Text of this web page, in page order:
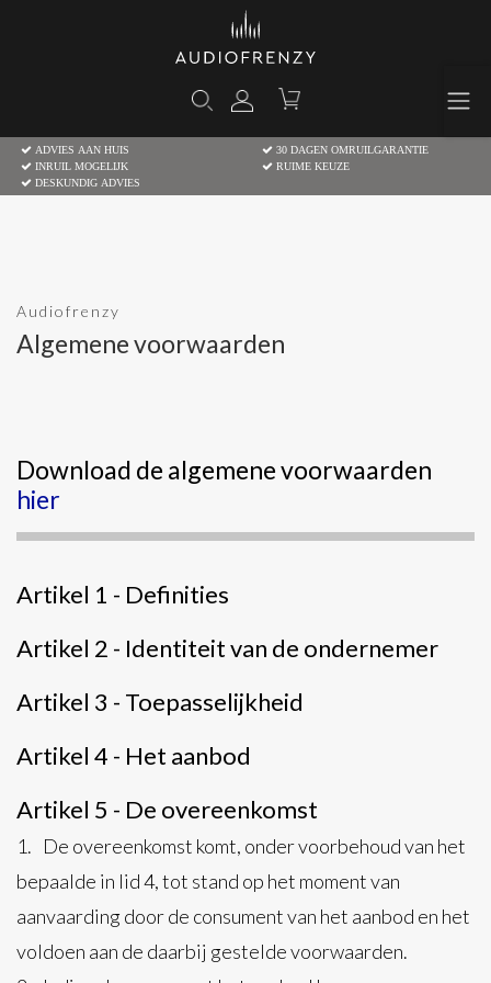
ADVIES AAN HUIS
30 DAGEN OMRUILGARANTIE
INRUIL MOGELIJK
RUIME KEUZE
DESKUNDIG ADVIES
Audiofrenzy
Algemene voorwaarden
Download de algemene voorwaarden
hier
Artikel 1 - Definities
Artikel 2 - Identiteit van de ondernemer
Artikel 3 - Toepasselijkheid
Artikel 4 - Het aanbod
Artikel 5 - De overeenkomst
1. De overeenkomst komt, onder voorbehoud van het
bepaalde in lid 4, tot stand op het moment van
aanvaarding door de consument van het aanbod en het
voldoen aan de daarbij gestelde voorwaarden.